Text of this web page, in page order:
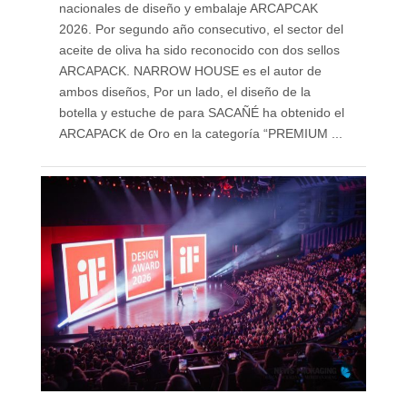
nacionales de diseño y embalaje ARCAPCAK
2026. Por segundo año consecutivo, el sector del
aceite de oliva ha sido reconocido con dos sellos
ARCAPACK. NARROW HOUSE es el autor de
ambos diseños, Por un lado, el diseño de la
botella y estuche de para SACAÑÉ ha obtenido el
ARCAPACK de Oro en la categoría “PREMIUM ...